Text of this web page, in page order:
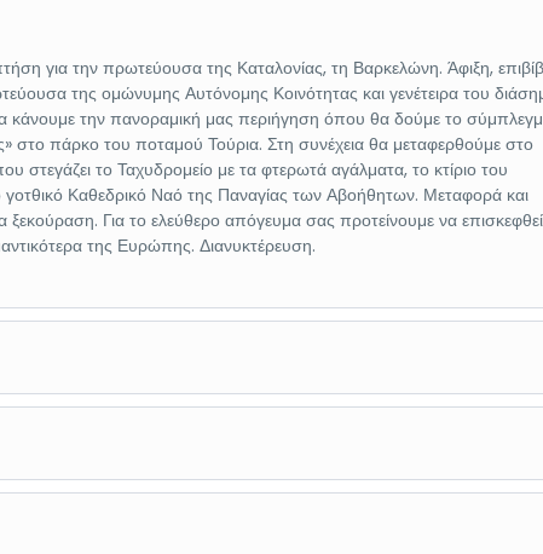
για την πρωτεύουσα της Καταλονίας, τη Βαρκελώνη. Άφιξη,
της ομώνυμης Αυτόνομης Κοινότητας και γενέτειρα του
κάνουμε την πανοραμική μας περιήγηση όπου θα δούμε το
στο πάρκο του ποταμού Τούρια. Στη συνέχεια θα μεταφερθούμε στο
στεγάζει το Ταχυδρομείο με τα φτερωτά αγάλματα, το κτίριο του
γοτθικό Καθεδρικό Ναό της Παναγίας των Αβοήθητων. Μεταφορά και
Για το ελεύθερο απόγευμα σας προτείνουμε να
της Ευρώπης. Διανυκτέρευση.
την επιφάνεια της θάλασσας, στις όχθες του ποταμού Μανθανάρες.
την Πουέρτα δελ Σολ (την πόρτα του ήλιου) που είναι το